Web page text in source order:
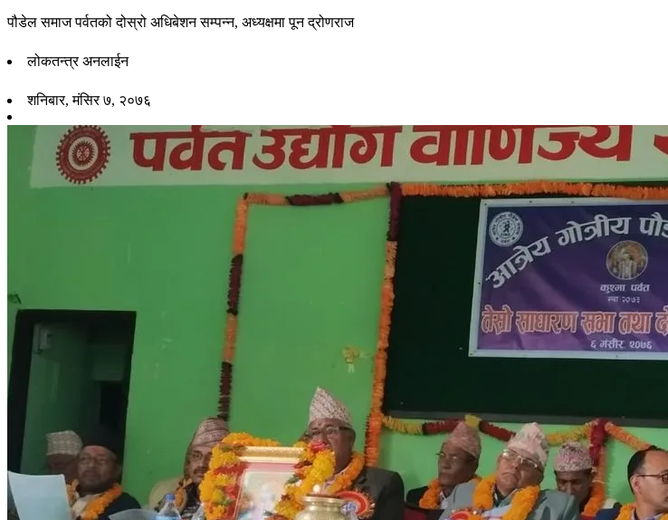
पौडेल समाज पर्वतको दोस्रो अधिबेशन सम्पन्न, अध्यक्षमा पून द्रोणराज
लोकतन्त्र अनलाईन
शनिबार, मंसिर ७, २०७६